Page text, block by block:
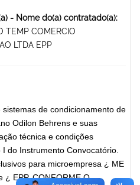
- Nome do(a) contratado(a):
TEMP COMERCIO
LTDA EPP
de condicionamento de
Odilon Behrens e suas
técnica e condições
do Instrumento Convocatório.
para microempresa ¿ ME
¿ EPP, CONFORME O